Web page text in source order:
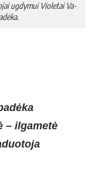
ug­dy­mui Vio­le­tai Va­
– ilgametė